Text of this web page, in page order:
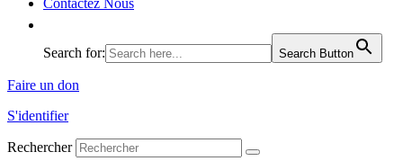
Contactez Nous
Search for: Search Button
Faire un don
S'identifier
Rechercher